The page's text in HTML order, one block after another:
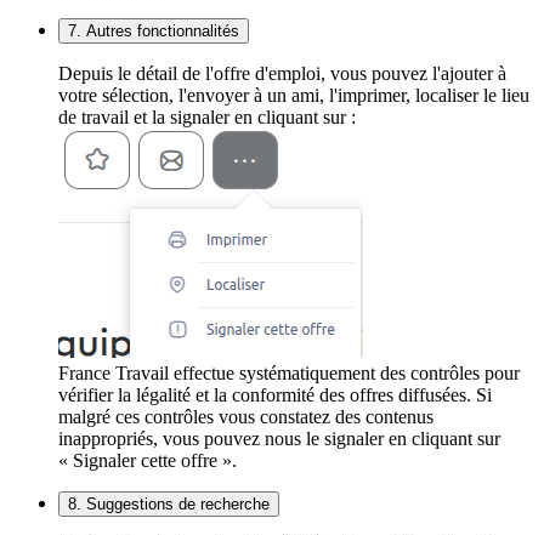
7. Autres fonctionnalités
Depuis le détail de l'offre d'emploi, vous pouvez l'ajouter à
votre sélection, l'envoyer à un ami, l'imprimer, localiser le lieu
de travail et la signaler en cliquant sur :
France Travail effectue systématiquement des contrôles pour
vérifier la légalité et la conformité des offres diffusées. Si
malgré ces contrôles vous constatez des contenus
inappropriés, vous pouvez nous le signaler en cliquant sur
« Signaler cette offre ».
8. Suggestions de recherche